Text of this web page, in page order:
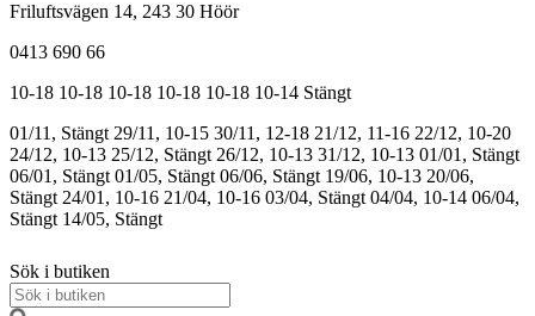
Friluftsvägen 14, 243 30 Höör
0413 690 66
10-18 10-18 10-18 10-18 10-18 10-14 Stängt
01/11, Stängt 29/11, 10-15 30/11, 12-18 21/12, 11-16 22/12, 10-20
24/12, 10-13 25/12, Stängt 26/12, 10-13 31/12, 10-13 01/01, Stängt
06/01, Stängt 01/05, Stängt 06/06, Stängt 19/06, 10-13 20/06,
Stängt 24/01, 10-16 21/04, 10-16 03/04, Stängt 04/04, 10-14 06/04,
Stängt 14/05, Stängt
Sök i butiken